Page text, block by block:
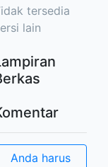
tersedia
lain
Anda harus